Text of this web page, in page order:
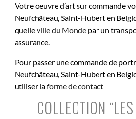
Votre oeuvre d’art sur commande
Neufchâteau, Saint-Hubert en
quelleville du Monde par un
assurance.
Pour passer une commande de
Neufchâteau, Saint-Hubert en
utiliser laforme de contact
COLLECTION